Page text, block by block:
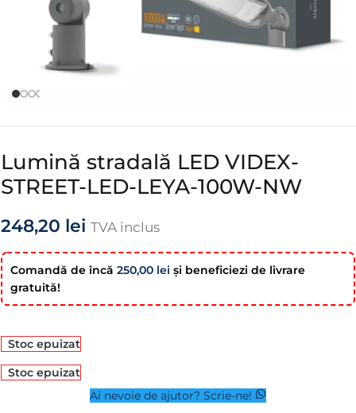
Lumină stradală LED VIDEX-
STREET-LED-LEYA-100W-NW
248,20 lei TVA inclus
Comandă de încă 250,00 lei şi beneficiezi de livrare
gratuită!
Stoc epuizat
Stoc epuizat
Ai nevoie de ajutor? Scrie-ne!